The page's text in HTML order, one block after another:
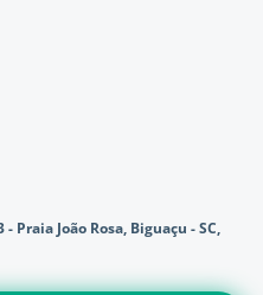
Praia João Rosa, Biguaçu - SC,